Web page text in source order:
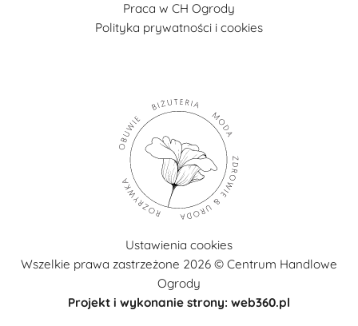
Praca w CH Ogrody
Polityka prywatności i cookies
Ustawienia cookies
Wszelkie prawa zastrzeżone 2026 © Centrum Handlowe
Ogrody
Projekt i wykonanie strony: web360.pl